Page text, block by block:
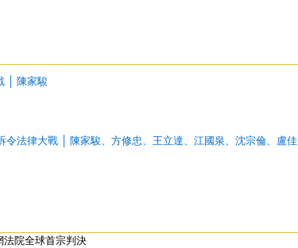
│ 陳家駿
令法律大戰 │ 陳家駿、方修忠、王立達、江國泉、沈宗倫、盧佳
法院全球首宗判決